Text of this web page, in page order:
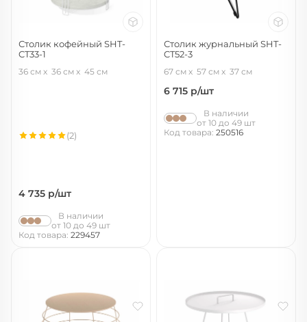
Столик кофейный SHT-
CT33-1
36 см 36 см 45 см
4 735 р/шт
(2)
В наличии
от 10 до 49 шт
Код товара: 229457
Столик журнальный SHT-
CT52-3
67 см 57 см 37 см
6 715 р/шт
В наличии
от 10 до 49 шт
Код товара: 250516